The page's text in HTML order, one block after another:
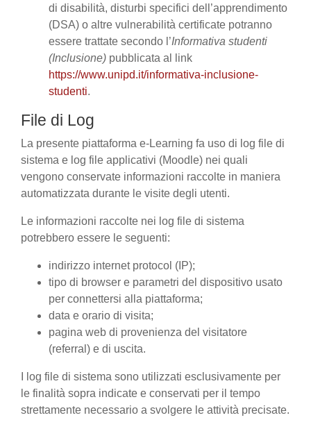
di disabilità, disturbi specifici dell’apprendimento
(DSA) o altre vulnerabilità certificate potranno
essere trattate secondo l’Informativa studenti
(Inclusione) pubblicata al link
https://www.unipd.it/informativa-inclusione-
studenti.
File di Log
La presente piattaforma e-Learning fa uso di log file di
sistema e log file applicativi (Moodle) nei quali
vengono conservate informazioni raccolte in maniera
automatizzata durante le visite degli utenti.
Le informazioni raccolte nei log file di sistema
potrebbero essere le seguenti:
indirizzo internet protocol (IP);
tipo di browser e parametri del dispositivo usato
per connettersi alla piattaforma;
data e orario di visita;
pagina web di provenienza del visitatore
(referral) e di uscita.
I log file di sistema sono utilizzati esclusivamente per
le finalità sopra indicate e conservati per il tempo
strettamente necessario a svolgere le attività precisate.